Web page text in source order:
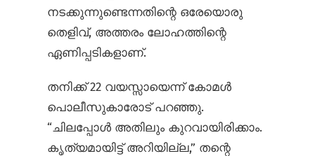
നടക്കുന്നുണ്ടെന്നതിന്റെ ഒരേയൊരു
തെളിവ്, അത്തരം ലോഹത്തിന്റെ
ഏണിപ്പടികളാണ്.
തനിക്ക് 22 വയസ്സായെന്ന് കോമൾ
പൊലീസുകാരോട് പറഞ്ഞു.
“ചിലപ്പോൾ അതിലും കുറവായിരിക്കാം.
കൃത്യമായിട്ട് അറിയില്ല,” തന്റെ